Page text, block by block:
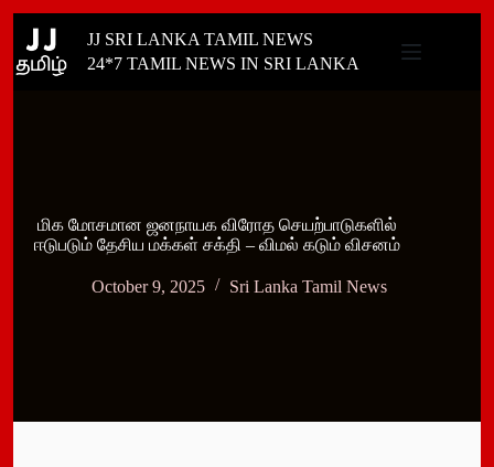
content
JJ SRI LANKA TAMIL NEWS
24*7 TAMIL NEWS IN SRI LANKA
மிக மோசமான ஜனநாயக விரோத செயற்பாடுகளில்
ஈடுபடும் தேசிய மக்கள் சக்தி – விமல் கடும் விசனம்
October 9, 2025 Sri Lanka Tamil News